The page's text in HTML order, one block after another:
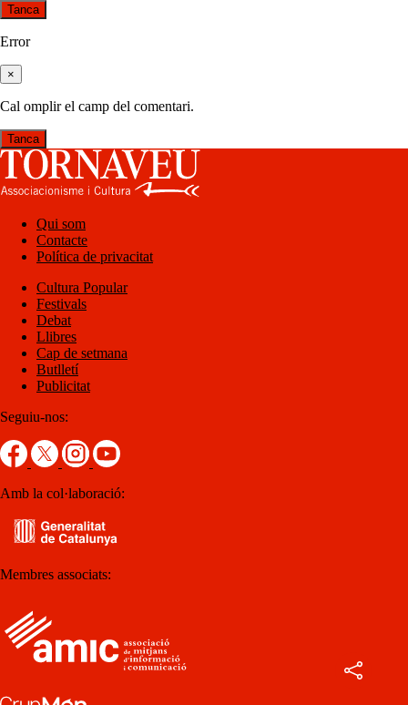
Tanca
Error
×
Cal omplir el camp del comentari.
Tanca
Qui som
Contacte
Política de privacitat
Cultura Popular
Festivals
Debat
Llibres
Cap de setmana
Butlletí
Publicitat
Seguiu-nos:
Amb la col·laboració:
Membres associats: